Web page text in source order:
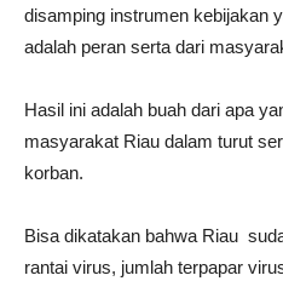
disamping instrumen kebijakan
adalah peran serta dari
Hasil ini adalah buah dari apa
masyarakat Riau dalam turut
korban.
Bisa dikatakan bahwa Riau
rantai virus, jumlah terpapar